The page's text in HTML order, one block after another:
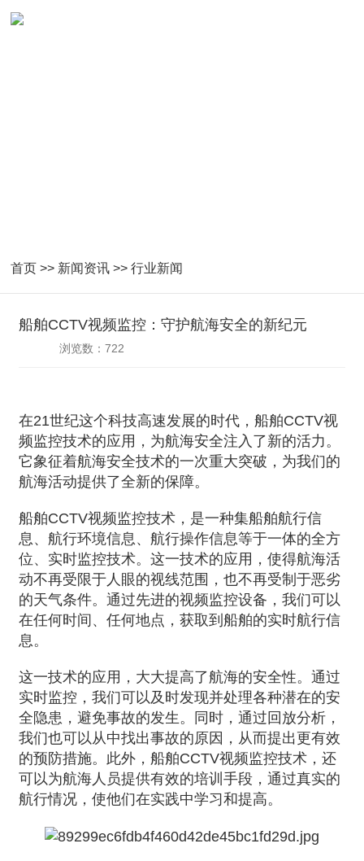
首页 >> 新闻资讯 >>行业新闻
船舶CCTV视频监控：守护航海安全的新纪元
浏览数：722
在21世纪这个科技高速发展的时代，船舶CCTV视
频监控技术的应用，为航海安全注入了新的活力。
它象征着航海安全技术的一次重大突破，为我们的
航海活动提供了全新的保障。
船舶CCTV视频监控技术，是一种集船舶航行信
息、航行环境信息、航行操作信息等于一体的全方
位、实时监控技术。这一技术的应用，使得航海活
动不再受限于人眼的视线范围，也不再受制于恶劣
的天气条件。通过先进的视频监控设备，我们可以
在任何时间、任何地点，获取到船舶的实时航行信
息。
这一技术的应用，大大提高了航海的安全性。通过
实时监控，我们可以及时发现并处理各种潜在的安
全隐患，避免事故的发生。同时，通过回放分析，
我们也可以从中找出事故的原因，从而提出更有效
的预防措施。此外，船舶CCTV视频监控技术，还
可以为航海人员提供有效的培训手段，通过真实的
航行情况，使他们在实践中学习和提高。